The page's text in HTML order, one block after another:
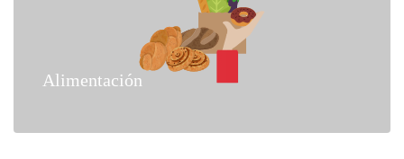
Alimentación